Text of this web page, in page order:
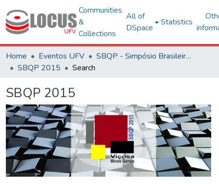
Communities
&
Collections
All of
DSpace
Statistics
Home Eventos UFV
SBQP - Simpósio Brasileiro de Qualidade do Projeto no Ambiente Construído
SBQP 2015
Search
SBQP 2015